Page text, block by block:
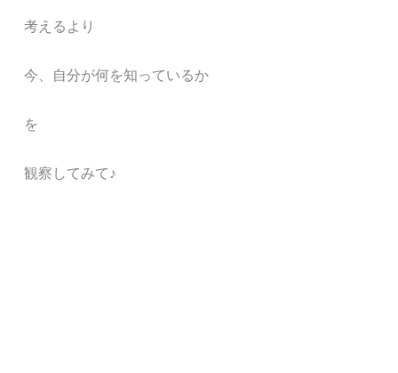
考えるより
今、自分が何を知っているか
を
観察してみて♪